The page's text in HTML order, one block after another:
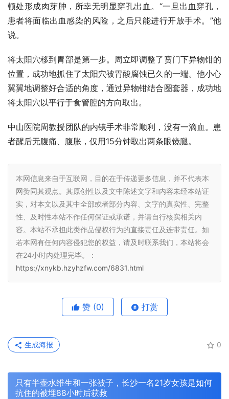
顿处形成肉芽肿，所幸无明显穿孔出血。“一旦出血穿孔，
患者将面临出血感染的风险，之后只能进行开放手术。”他
说。
将太阳穴移到胃部是第一步。周立即调整了贲门下异物钳的
位置，成功地抓住了太阳穴被胃酸腐蚀已久的一端。他小心
翼翼地调整好合适的角度，通过异物钳结合圈套器，成功地
将太阳穴以平行于食管腔的方向取出。
中山医院周教授团队的内镜手术非常顺利，没有一滴血。患
者醒后无腹痛、腹胀，仅用15分钟取出两条眼镜腿。
本网信息来自于互联网，目的在于传递更多信息，并不代表本
网赞同其观点。其原创性以及文中陈述文字和内容未经本站证
实，对本文以及其中全部或者部分内容、文字的真实性、完整
性、及时性本站不作任何保证或承诺，并请自行核实相关内
容。本站不承担此类作品侵权行为的直接责任及连带责任。如
若本网有任何内容侵犯您的权益，请及时联系我们，本站将会
在24小时内处理完毕。：
https://xnykb.hzyhzfw.com/6831.html
赞 (0) 打赏
0
生成海报
只有半壶水维生和一张被子，长沙一名21岁女孩是如何
抗住的被埋88小时后获救